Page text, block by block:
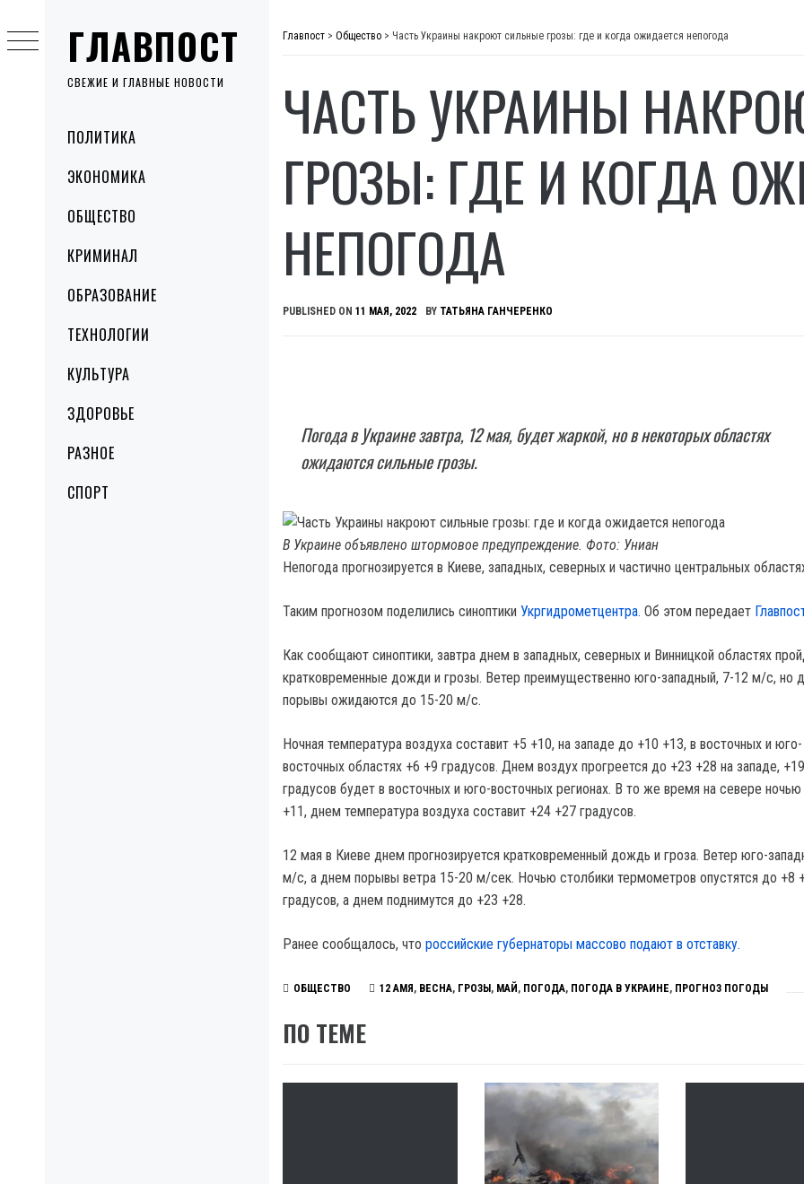
ГЛАВПОСТ
СВЕЖИЕ И ГЛАВНЫЕ НОВОСТИ
MenuПОЛИТИКА
ЭКОНОМИКА
ОБЩЕСТВО
КРИМИНАЛ
ОБРАЗОВАНИЕ
ТЕХНОЛОГИИ
КУЛЬТУРА
ЗДОРОВЬЕ
РАЗНОЕ
СПОРТ
to
content
Главпост > Общество > Часть Украины накроют сильные грозы: где и когда ожидается непогода
ЧАСТЬ УКРАИНЫ
ГРОЗЫ: ГДЕ И КОГДА
НЕПОГОДА
PUBLISHED ON 11 МАЯ, 2022 BY ТАТЬЯНА ГАНЧЕРЕНКО
Погода в Украине завтра, 12 мая, будет жаркой, но в некоторых областях
ожидаются сильные грозы.
В Украине объявлено штормовое предупреждение. Фото: Униан
Непогода прогнозируется в Киеве, западных, северных и частично центральных
Таким прогнозом поделились синоптики Укргидрометцентра. Об этом передает
Как сообщают синоптики, завтра днем в западных, северных и Винницкой областях
кратковременные дожди и грозы. Ветер преимущественно юго-западный, 7-12 м/с, но
порывы ожидаются до 15-20 м/с.
Ночная температура воздуха составит +5 +10, на западе до +10 +13, в восточных и юго-
восточных областях +6 +9 градусов. Днем воздух прогреется до +23 +28 на западе,
градусов будет в восточных и юго-восточных регионах. В то же время на севере
+11, днем температура воздуха составит +24 +27 градусов.
12 мая в Киеве днем прогнозируется кратковременный дождь и гроза. Ветер юго-
м/с, а днем порывы ветра 15-20 м/сек. Ночью столбики термометров опустятся до +8
градусов, а днем поднимутся до +23 +28.
Ранее сообщалось, что российские губернаторы массово подают в отставку.
ОБЩЕСТВО 12 АМЯ , ВЕСНА, ГРОЗЫ , МАЙ , ПОГОДА, ПОГОДА В УКРАИНЕ, ПРОГНОЗ ПОГОДЫ
ПО ТЕМЕ